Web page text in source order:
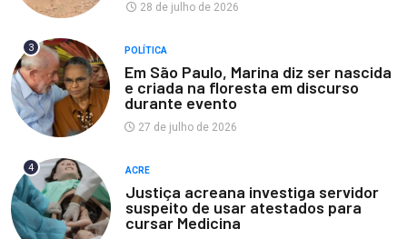
28 de julho de 2026
3 POLÍTICA
Em São Paulo, Marina diz ser nascida
e criada na floresta em discurso
durante evento
27 de julho de 2026
4 ACRE
Justiça acreana investiga servidor
suspeito de usar atestados para
cursar Medicina